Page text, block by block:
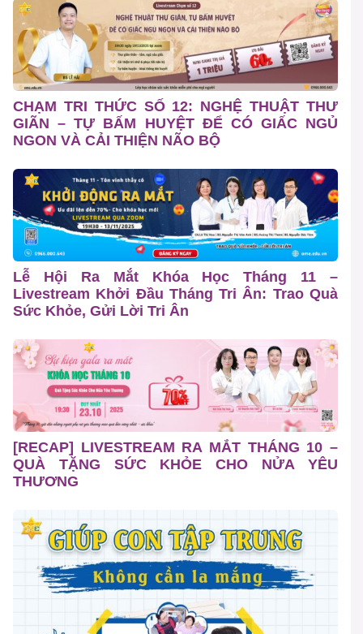
CHẠM TRI THỨC SỐ 12: NGHỆ THUẬT THƯ
GIÃN – TỰ BẤM HUYỆT ĐỂ CÓ GIẤC NGỦ
NGON VÀ CẢI THIỆN NÃO BỘ
Lễ Hội Ra Mắt Khóa Học Tháng 11 –
Livestream Khởi Đầu Tháng Tri Ân: Trao Quà
Sức Khỏe, Gửi Lời Tri Ân
[RECAP] LIVESTREAM RA MẮT THÁNG 10 –
QUÀ TẶNG SỨC KHỎE CHO NỬA YÊU
THƯƠNG